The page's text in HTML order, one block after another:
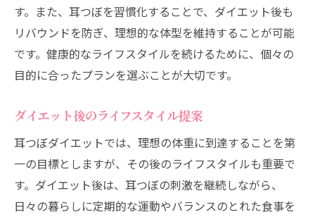
す。また、耳つぼを習慣化することで、ダイエット後も
リバウンドを防ぎ、理想的な体型を維持することが可能
です。健康的なライフスタイルを続けるために、個々の
目的に合ったプランを選ぶことが大切です。
ダイエット後のライフスタイル提案
耳つぼダイエットでは、理想の体重に到達することを第
一の目標としますが、その後のライフスタイルも重要で
す。ダイエット後は、耳つぼの刺激を継続しながら、
日々の暮らしに定期的な運動やバランスのとれた食事を